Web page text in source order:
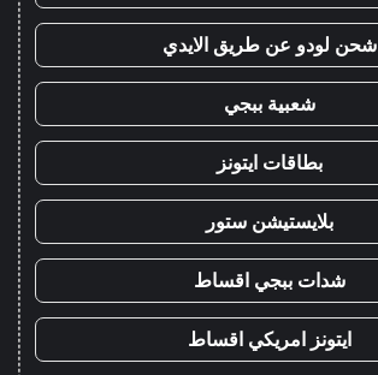
شحن لودو عن طريق الايدي
شعبية ببجي
بطاقات ايتونز
بلايستيشن ستور
شدات ببجي اقساط
ايتونز امريكي اقساط